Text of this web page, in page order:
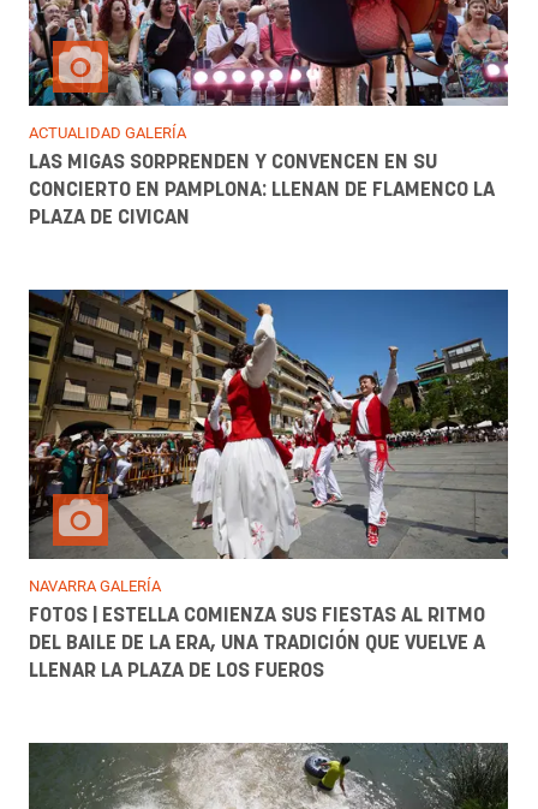
ACTUALIDAD GALERÍA
LAS MIGAS SORPRENDEN Y CONVENCEN EN SU
CONCIERTO EN PAMPLONA: LLENAN DE FLAMENCO LA
PLAZA DE CIVICAN
NAVARRA GALERÍA
FOTOS | ESTELLA COMIENZA SUS FIESTAS AL RITMO
DEL BAILE DE LA ERA, UNA TRADICIÓN QUE VUELVE A
LLENAR LA PLAZA DE LOS FUEROS